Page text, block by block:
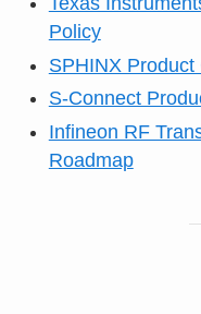
Policy
SPHINX
S-Connect
Infineon RF
Roadmap